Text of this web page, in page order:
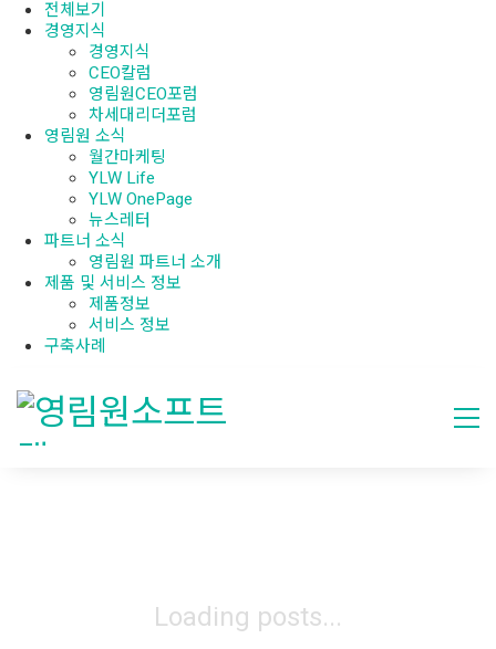
전체보기
경영지식
경영지식
CEO칼럼
영림원CEO포럼
차세대리더포럼
영림원 소식
월간마케팅
YLW Life
YLW OnePage
뉴스레터
파트너 소식
영림원 파트너 소개
제품 및 서비스 정보
제품정보
서비스 정보
구축사례
Loading posts...